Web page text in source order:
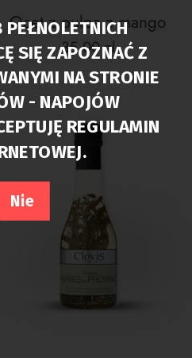
Ocet z pulpą z mango
Cena
regularna
35,00 zl
SIĘ ZAPOZNAĆ Z
NA STRONIE
- NAPOJÓW
REGULAMIN
Nie